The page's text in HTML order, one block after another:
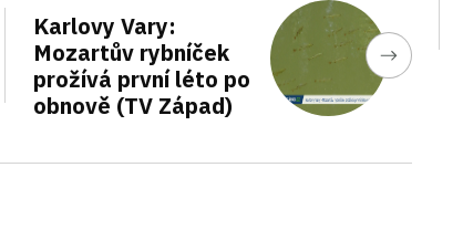
Karlovy Vary:
Mozartův rybníček
prožívá první léto po
obnově (TV Západ)